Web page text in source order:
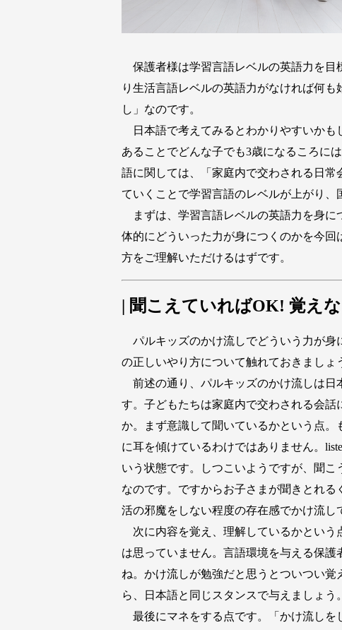
保護者様は学習言語レベルの英語力を目
り生活言語レベルの英語力がなければ何
し」なのです。
日本語で考えてみるとわかりやすいかも
あることでどんな子でも3歳になるころに
語に関しては、「家庭内で交わされる日
ていくことで学習言語のレベルが上がり、
まずは、学習言語レベルの英語力を身に
体的にどういった力が身につくのかを今
方をご理解いただけるはずです。
| 聞こえていればOK! 覚え
パルキッズのかけ流しでどういう力が身
の正しいやり方について触れておきましょ
前述の通り、パルキッズのかけ流しは日
す。子どもたちは家庭内で交わされる会話
か。まず意識して聞いているかという点
に耳を傾けているわけではありません。
いう状態です。しつこいようですが、聞
なのです。ですからお子さまが聞きとれ
活の邪魔をしない程度の存在感でかけ流し
次に内容を覚え、理解しているかという
は思っていません。言語環境を与える保
ね。かけ流しが勉強だと思うとついつい
ら、日本語と同じスタンスで与えましょう。
最後にマネをする点です。「かけ流しを